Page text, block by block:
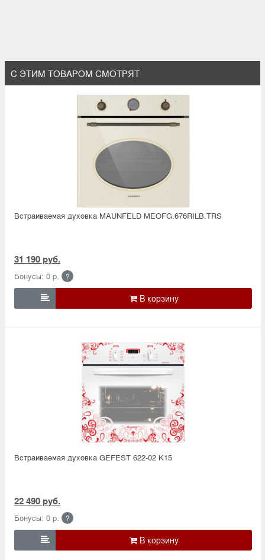
С ЭТИМ ТОВАРОМ СМОТРЯТ
Встраиваемая духовка MAUNFELD MEOFG.676RILB.TRS
31 190 руб.
Бонусы: 0 р. ?

Встраиваемая духовка GEFEST 622-02 K15
22 490 руб.
Бонусы: 0 р. ?
